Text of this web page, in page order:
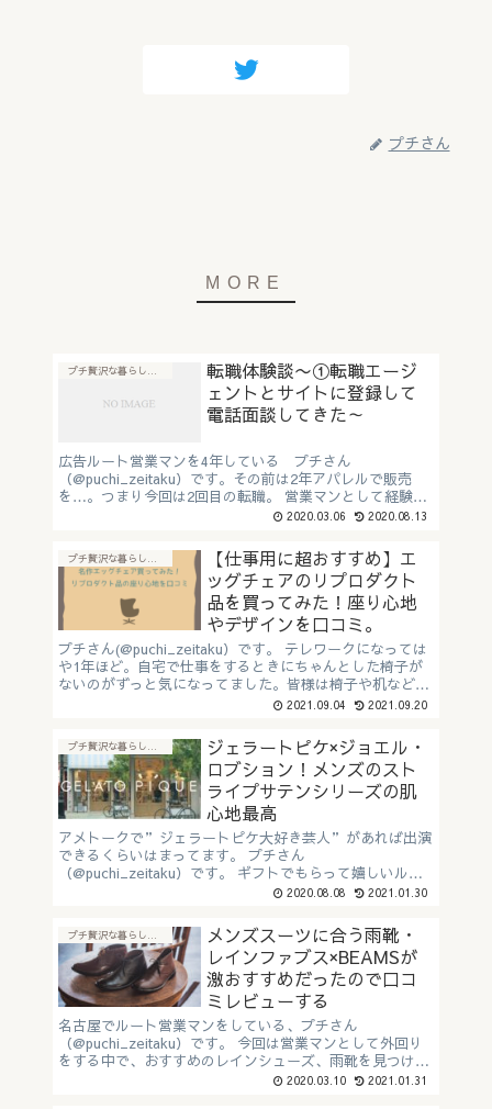
プチさん
転職体験談〜①転職エージ
ェントとサイトに登録して
電話面談してきた～
広告ルート営業マンを4年している プチさん
（@puchi_zeitaku）です。その前は2年アパレルで販売
を…。つまり今回は2回目の転職。 営業マンとして経験を
積んできて、商品を売れるようになってきました。終業後
2020.03.06 2020.08.13
【仕事用に超おすすめ】エ
ッグチェアのリプロダクト
品を買ってみた！座り心地
やデザインを口コミ。
プチさん(@puchi_zeitaku）です。 テレワークになっては
や1年ほど。自宅で仕事をするときにちゃんとした椅子が
ないのがずっと気になってました。皆様は椅子や机などの
家具はきちんと揃えていますでしょうか？ 仕事をしてい
2021.09.04 2021.09.20
プチ贅沢な暮らしに"おすすめアイテム"
ジェラートピケ×ジョエル・
ロブション！メンズのスト
ライプサテンシリーズの肌
心地最高
アメトークで”ジェラートピケ大好き芸人”があれば出演
できるくらいはまってます。 プチさん
（@puchi_zeitaku）です。 ギフトでもらって嬉しいルー
ムウェアです。 ジェラートピケとは？ ...
2020.08.08 2021.01.30
メンズスーツに合う雨靴・
レインファブス×BEAMSが
激おすすめだったので口コ
ミレビューする
名古屋でルート営業マンをしている、プチさん
（@puchi_zeitaku）です。 今回は営業マンとして外回り
をする中で、おすすめのレインシューズ、雨靴を見つけま
2020.03.10 2021.01.31